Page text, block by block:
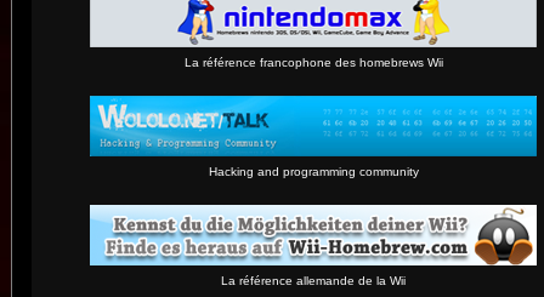
La référence francophone des homebrews Wii
Hacking and programming community
La référence allemande de la Wii